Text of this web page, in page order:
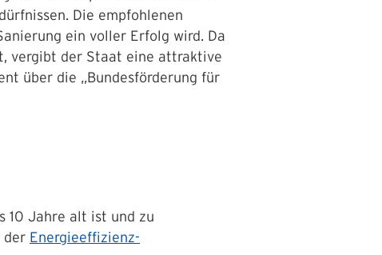
Die empfohlenen
ein voller Erfolg wird. Da
vergibt der Staat eine attraktive
über die „Bundesförderung für
10 Jahre alt ist und zu
der Energieeffizienz-